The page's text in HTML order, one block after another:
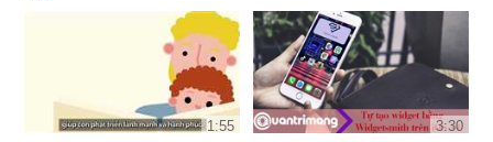
1:55 3:30